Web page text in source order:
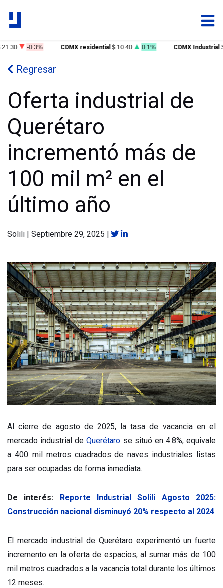
-0.3% CDMX residential $ 10.40 0.1% CDMX Industrial $
Regresar
Oferta industrial de
Querétaro
incrementó más de
100 mil m² en el
último año
Solili | Septiembre 29, 2025 |
Al cierre de agosto de 2025, la tasa de vacancia en el
mercado industrial deQuerétaro se situó en 4.8%, equivale
a 400 mil metros cuadrados de naves industriales listas
para ser ocupadas de forma inmediata.
De interés: Reporte Industrial Solili Agosto 2025:
Construcción nacional disminuyó 20% respecto al 2024
El mercado industrial de Querétaro experimentó un fuerte
incremento en la oferta de espacios, al sumar más de 100
mil metros cuadrados a la vacancia total durante los últimos
12 meses.